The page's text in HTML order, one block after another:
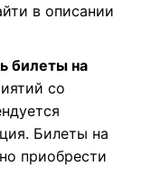
в описании
билеты на
со
Билеты на
приобрести